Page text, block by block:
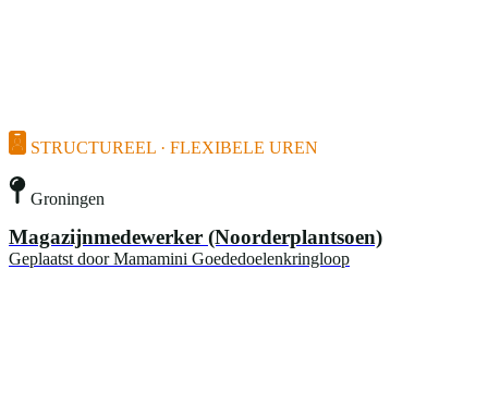
STRUCTUREEL · FLEXIBELE UREN
Groningen
Magazijnmedewerker (Noorderplantsoen)
Geplaatst door Mamamini Goededoelenkringloop